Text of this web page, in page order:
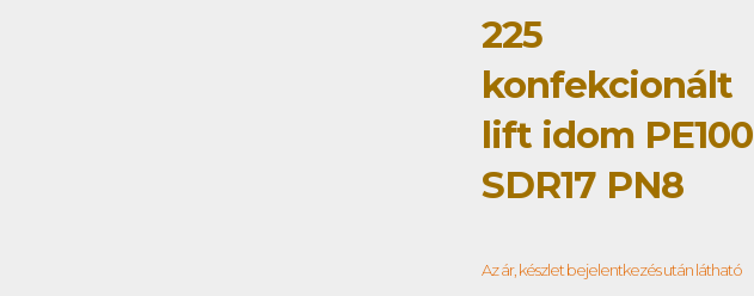
225
konfekcionált
lift idom PE100
SDR17 PN8
Az ár, készlet bejelentkezés után látható